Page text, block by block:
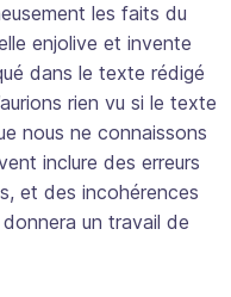
les faits du
enjolive et invente
dans le texte rédigé
rien vu si le texte
nous ne connaissons
inclure des erreurs
et des incohérences
un travail de